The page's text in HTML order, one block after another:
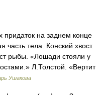
на заднем конце
тела. Конский хвост.
рыбы. «Лошади стояли у
Л.Толстой. «Вертит
Ушакова